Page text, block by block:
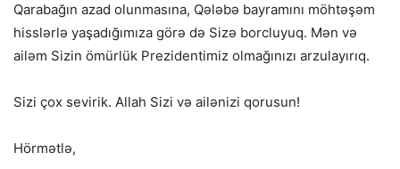
Qarabağın azad olunmasına, Qələbə bayramını möhtəşəm
hisslərlə yaşadığımıza görə də Sizə borcluyuq. Mən və
ailəm Sizin ömürlük Prezidentimiz olmağınızı arzulayırıq.
Sizi çox sevirik. Allah Sizi və ailənizi qorusun!
Hörmətlə,